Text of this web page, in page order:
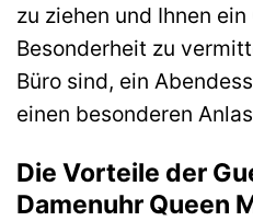
zu ziehen und Ihnen
Besonderheit zu
Büro sind, ein
einen besonderen
Die Vorteile der
Damenuhr Queen